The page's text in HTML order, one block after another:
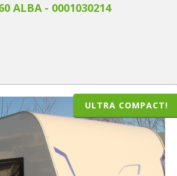
ALBA - 0001030214
ULTRA COMPACT!